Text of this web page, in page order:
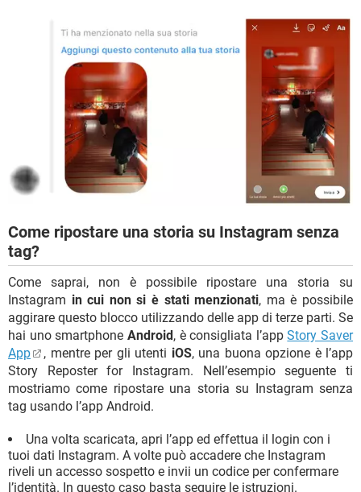
Come ripostare una storia su Instagram senza
tag?
Come saprai, non è possibile ripostare una storia su
Instagram in cui non si è stati menzionati, ma è possibile
aggirare questo blocco utilizzando delle app di terze parti. Se
hai uno smartphone Android , è consigliata l’appStory Saver
App
, mentre per gli utenti iOS, una buona opzione è l’app
Story Reposter for Instagram. Nell’esempio seguente ti
mostriamo come ripostare una storia su Instagram senza
tag usando l’app Android.
Una volta scaricata, apri l’app ed effettua il login con i
tuoi dati Instagram. A volte può accadere che Instagram
riveli un accesso sospetto e invii un codice per confermare
l’identità. In questo caso basta seguire le istruzioni.